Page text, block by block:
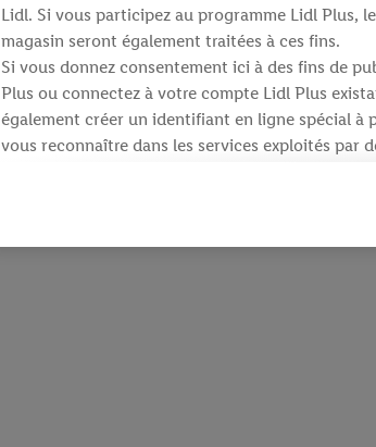
Lidl. Si vous participez au programme Lidl Plus,
magasin seront également traitées à ces fins.
Si vous donnez consentement ici à des fins de
Plus ou connectez à votre compte Lidl Plus
également créer un identifiant en ligne spécial à
vous reconnaître dans les services exploités par
identifiants qui vous sont attribués et dont
Sous réserve de votre accord, les publicités
produits pour lesquels vous avez montré de